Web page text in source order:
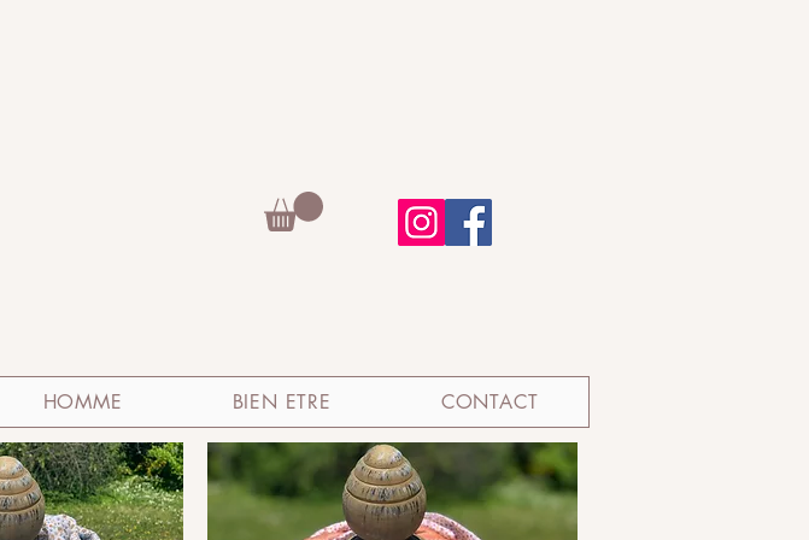
HOMME BIEN ETRE CONTACT